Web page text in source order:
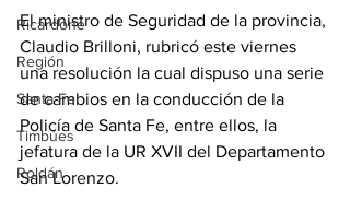
Ricardone
Región
Santa Fe
Timbúes
Roldán
El ministro de Seguridad de la provincia,
Claudio Brilloni, rubricó este viernes
una resolución la cual dispuso una serie
de cambios en la conducción de la
Policía de Santa Fe, entre ellos, la
jefatura de la UR XVII del Departamento
San Lorenzo.